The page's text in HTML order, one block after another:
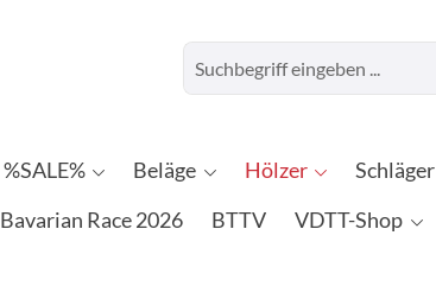
%SALE% Beläge Hölzer Schläger
Bavarian Race 2026 BTTV VDTT-Shop